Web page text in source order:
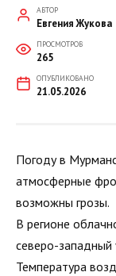
АВТОР
Евгения Жукова
ПРОСМОТРОВ
265
ОПУБЛИКОВАНО
21.05.2026
Погоду в
атмосферные
возможны грозы.
В регионе
северо-западный
Температура